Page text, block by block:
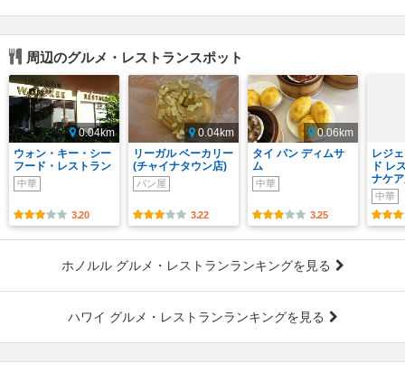
周辺のグルメ・レストランスポット
0.04km
ウォン・キー・シー
フード・レストラン
中華
3.20
0.04km
リーガル ベーカリー
(チャイナタウン店)
パン屋
3.22
0.06km
タイ パン ディムサ
ム
中華
3.25
レジ
ド レ
ナケ
中華
ホノルル グルメ・レストランランキングを見る
ハワイ グルメ・レストランランキングを見る